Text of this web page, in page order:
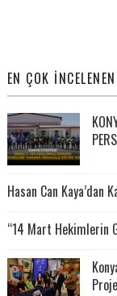
EN ÇOK
Hasan Can Kaya’dan
“14 Mart Hekimlerin